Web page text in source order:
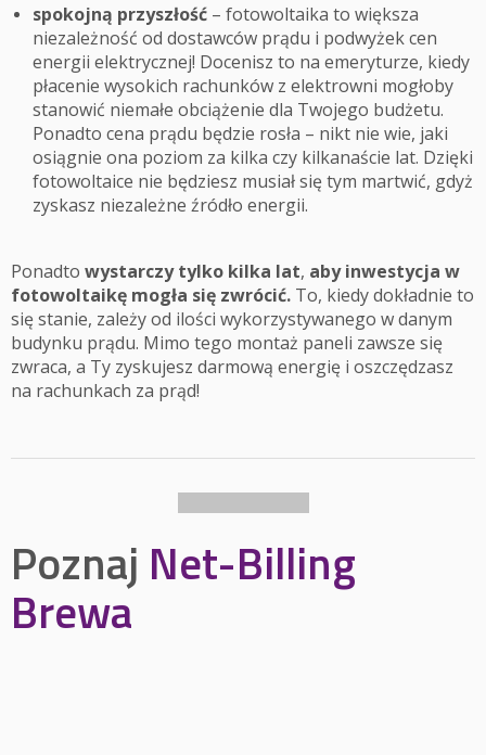
spokojną przyszłość – fotowoltaika to większa
niezależność od dostawców prądu i podwyżek cen
energii elektrycznej! Docenisz to na emeryturze, kiedy
płacenie wysokich rachunków z elektrowni mogłoby
stanowić niemałe obciążenie dla Twojego budżetu.
Ponadto cena prądu będzie rosła – nikt nie wie, jaki
osiągnie ona poziom za kilka czy kilkanaście lat. Dzięki
fotowoltaice nie będziesz musiał się tym martwić, gdyż
zyskasz niezależne źródło energii.
Ponadto wystarczy tylko kilka lat, aby inwestycja w
fotowoltaikę mogła się zwrócić. To, kiedy dokładnie to
się stanie, zależy od ilości wykorzystywanego w danym
budynku prądu. Mimo tego montaż paneli zawsze się
zwraca, a Ty zyskujesz darmową energię i oszczędzasz
na rachunkach za prąd!
Poznaj Net-Billing
Brewa